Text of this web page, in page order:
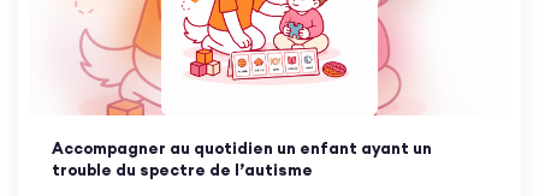
Accompagner au quotidien un enfant ayant un
trouble du spectre de l’autisme